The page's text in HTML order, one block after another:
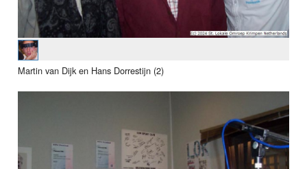
Martin van Dijk en Hans Dorrestijn (2)